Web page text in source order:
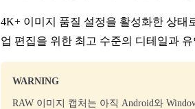
4K+ 이미지 품질 설정을 활성화한 상태
업 편집을 위한 최고 수준의 디테일과
WARNING
RAW 이미지 캡처는 아직 Android와